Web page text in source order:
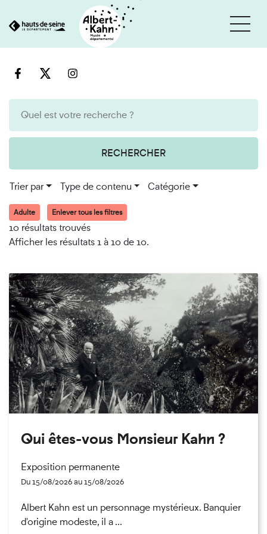
au
RECHERCHER
Trier par Type de contenu Catégorie
Adulte Enlever tous les filtres
10 résultats trouvés
Afficher les résultats 1 à 10 de 10.
Qui êtes-vous Monsieur Kahn ?
Exposition permanente
Du 15/08/2026 au 15/08/2026
Albert Kahn est un personnage mystérieux. Banquier
d'origine modeste, il a ...
Cookies et traceurs utilisés sur ce site